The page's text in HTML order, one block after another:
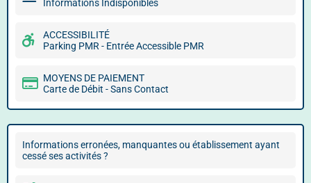
Informations Indisponibles
ACCESSIBILITÉ
Parking PMR - Entrée Accessible PMR
MOYENS DE PAIEMENT
Carte de Débit - Sans Contact
Informations erronées, manquantes ou établissement ayant
cessé ses activités ?